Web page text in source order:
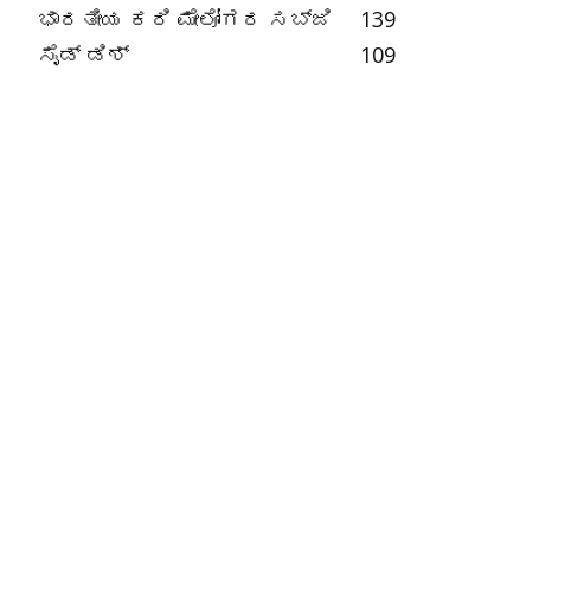
ಭಾರತೀಯ ಕರಿ ಮೇಲೋಗರ ಸಬ್ಜಿ
139
ಸೈಡ್ ಡಿಶ್
109